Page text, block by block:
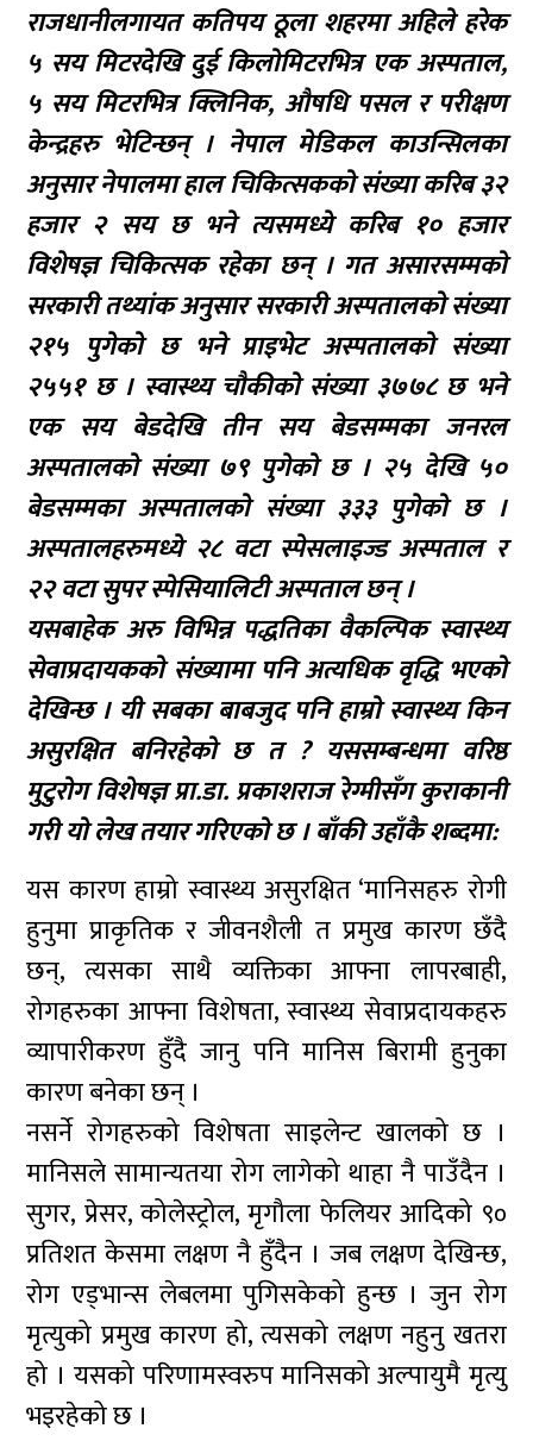
राजधानीलगायत कतिपय ठूला शहरमा अहिले हरेक
५ सय मिटरदेखि दुई किलोमिटरभित्र एक अस्पताल,
५ सय मिटरभित्र क्लिनिक, औषधि पसल र परीक्षण
केन्द्रहरु भेटिन्छन् । नेपाल मेडिकल काउन्सिलका
अनुसार नेपालमा हाल चिकित्सकको संख्या करिब ३२
हजार २ सय छ भने त्यसमध्ये करिब १० हजार
विशेषज्ञ चिकित्सक रहेका छन् । गत असारसम्मको
सरकारी तथ्यांक अनुसार सरकारी अस्पतालको संख्या
२१५ पुगेको छ भने प्राइभेट अस्पतालको संख्या
२५५१ छ । स्वास्थ्य चौकीको संख्या ३७७८ छ भने
एक सय बेडदेखि तीन सय बेडसम्मका जनरल
अस्पतालको संख्या ७९ पुगेको छ । २५ देखि ५०
बेडसम्मका अस्पतालको संख्या ३३३ पुगेको छ ।
अस्पतालहरुमध्ये २८ वटा स्पेसलाइज्ड अस्पताल र
२२ वटा सुपर स्पेसियालिटी अस्पताल छन् ।
यसबाहेक अरु विभिन्न पद्धतिका वैकल्पिक स्वास्थ्य
सेवाप्रदायकको संख्यामा पनि अत्यधिक वृद्धि भएको
देखिन्छ । यी सबका बाबजुद पनि हाम्रो स्वास्थ्य किन
असुरक्षित बनिरहेको छ त ? यससम्बन्धमा वरिष्ठ
मुटुरोग विशेषज्ञ प्रा.डा. प्रकाशराज रेग्मीसँग कुराकानी
गरी यो लेख तयार गरिएको छ । बाँकी उहाँकै शब्दमा:
यस कारण हाम्रो स्वास्थ्य असुरक्षित ‘मानिसहरु रोगी
हुनुमा प्राकृतिक र जीवनशैली त प्रमुख कारण छँदै
छन्, त्यसका साथै व्यक्तिका आफ्ना लापरबाही,
रोगहरुका आफ्ना विशेषता, स्वास्थ्य सेवाप्रदायकहरु
व्यापारीकरण हुँदै जानु पनि मानिस बिरामी हुनुका
कारण बनेका छन् ।
नसर्ने रोगहरुको विशेषता साइलेन्ट खालको छ ।
मानिसले सामान्यतया रोग लागेको थाहा नै पाउँदैन ।
सुगर, प्रेसर, कोलेस्ट्रोल, मृगौला फेलियर आदिको ९०
प्रतिशत केसमा लक्षण नै हुँदैन । जब लक्षण देखिन्छ,
रोग एड्भान्स लेबलमा पुगिसकेको हुन्छ । जुन रोग
मृत्युको प्रमुख कारण हो, त्यसको लक्षण नहुनु खतरा
हो । यसको परिणामस्वरुप मानिसको अल्पायुमै मृत्यु
भइरहेको छ ।